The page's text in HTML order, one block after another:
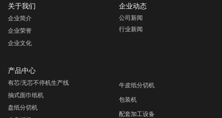
关于我们
企业简介
企业荣誉
企业文化
产品中心
有芯/无芯不停机生产线
抽式面巾纸机
盘纸分切机
牛皮纸分切机
包装机
配套加工设备
企业动态
公司新闻
行业新闻